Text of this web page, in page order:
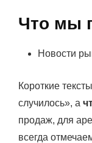
Что мы
Новости
Короткие
случилось», а
продаж, для
всегда